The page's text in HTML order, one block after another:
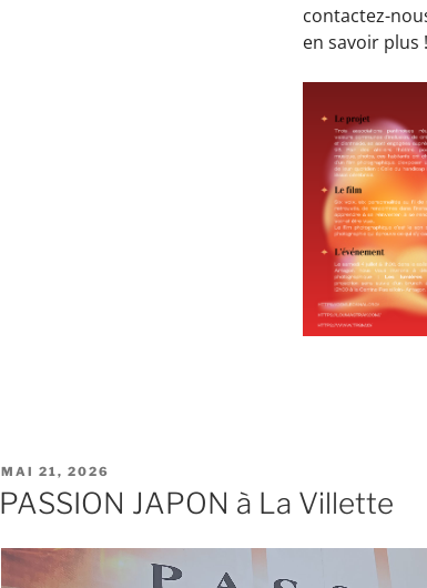
contactez-
en savoir plus !
MAI 21, 2026
PASSION JAPON à La Villette